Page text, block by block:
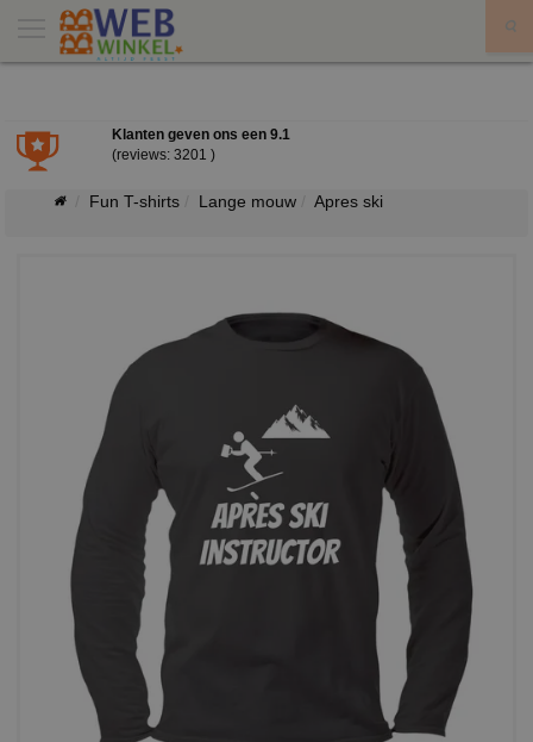
Klanten geven ons een 9.1
(reviews: 3201 )
Fun T-shirts Lange mouw Apres ski